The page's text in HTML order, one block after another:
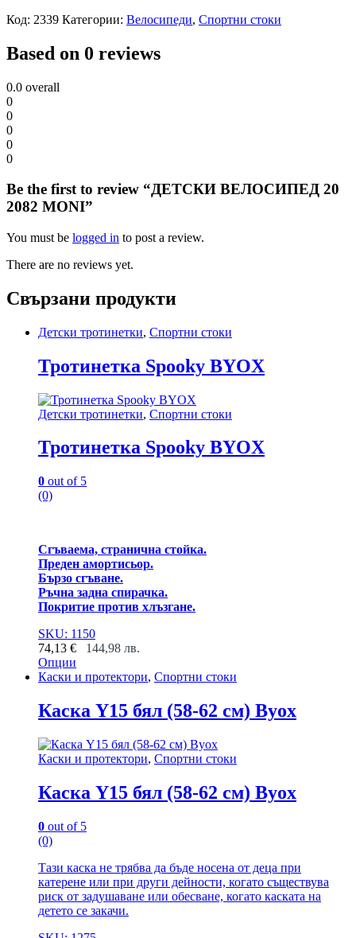
Код: 2339 Категории: Велосипеди, Спортни стоки
Based on 0 reviews
0.0 overall
0
0
0
0
0
Be the first to review “ДЕТСКИ ВЕЛОСИПЕД 20
2082 MONI”
You must be logged in to post a review.
There are no reviews yet.
Свързани продукти
Детски тротинетки, Спортни стоки
Тротинетка Spooky BYOX
Детски тротинетки, Спортни стоки
Тротинетка Spooky BYOX
0 out of 5
(0)
Сгъваема, странична стойка.
Преден амортисьор.
Бързо сгъване.
Ръчна задна спирачка.
Покритие против хлъзгане.
SKU: 1150
74,13 € 144,98 лв.
Опции
This
has
multiple
The
options
be
chosen
on
the
product
page
Каски и протектори, Спортни стоки
Каска Y15 бял (58-62 см) Byox
Каски и протектори, Спортни стоки
Каска Y15 бял (58-62 см) Byox
0 out of 5
(0)
Тази каска не трябва да бъде носена от деца при
катерене или при други дейности, когато съществува
риск от задушаване или обесване, когато каската на
детето се закачи.